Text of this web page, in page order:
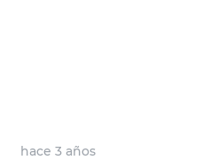
hace 3 años